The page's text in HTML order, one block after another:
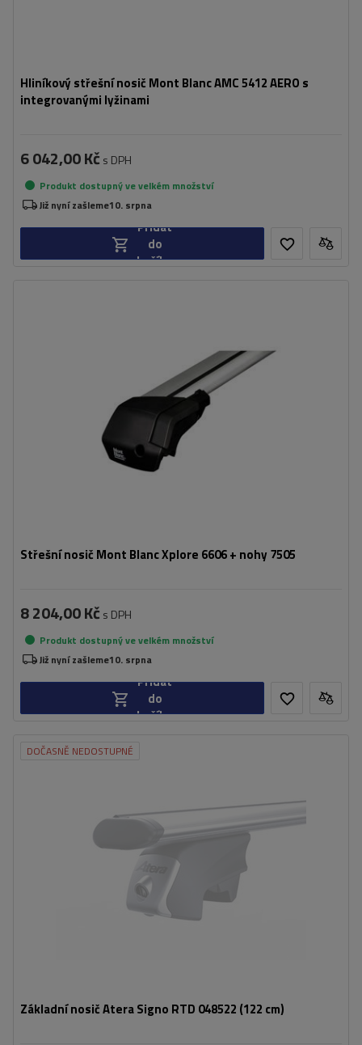
Hliníkový střešní nosič Mont Blanc AMC 5412 AERO s
integrovanými lyžinami
6 042,00 Kč s DPH
Produkt dostupný ve velkém množství
Již nyní zašleme10. srpna
Přidat
do
košíku
Střešní nosič Mont Blanc Xplore 6606 + nohy 7505
8 204,00 Kč s DPH
Produkt dostupný ve velkém množství
Již nyní zašleme10. srpna
Přidat
do
košíku
DOČASNĚ NEDOSTUPNÉ
Základní nosič Atera Signo RTD 048522 (122 cm)